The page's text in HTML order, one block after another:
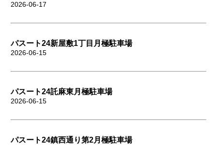
2026-06-17
パスート24新屋敷1丁目月極駐車場
2026-06-15
パスート24託麻東月極駐車場
2026-06-15
パスート24鎮西通り第2月極駐車場